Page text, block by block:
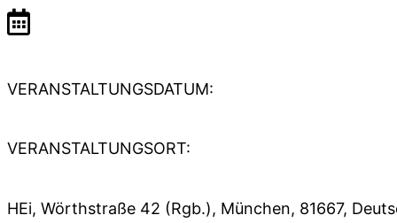
VERANSTALTUNGSDATUM:
VERANSTALTUNGSORT:
HEi, Wörthstraße 42 (Rgb.), München, 81667,